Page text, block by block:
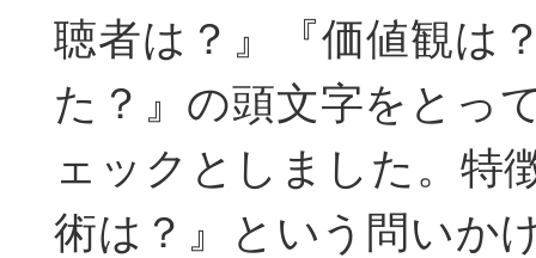
聴者は？』『価値観は
た？』の頭文字をとっ
ェックとしました。特
術は？』という問いか